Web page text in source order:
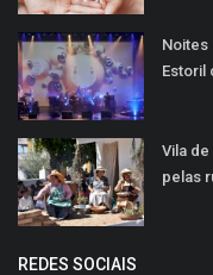
Noites
Estoril
Vila
pelas
REDES SOCIAIS